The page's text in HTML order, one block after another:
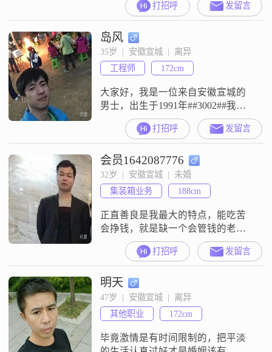
打招呼 发留言
岛风
35岁  |  安徽宣城  |  离异
工程师
172cm
大家好，我是一位来自安徽宣城的
男士，出生于1991年##3002##我的
身高大约是172厘米，目前从事一份
稳定的工作，月收入在5001到8000
元之间##3002##我拥有大专学历，
在工作中我一直保持着认真负责的
态度##3002##性格方面，我自认为
是一个稳重可靠的人，做事踏实，
不轻易改变主意##3002##在生活
中，
打招呼 发留言
会员1642087776
32岁  |  安徽宣城  |  未婚
集装箱业务
188cm
正直善良是我最大的特点，能吃苦
会挣钱，就是缺一个会管钱的老
婆，期望找到那个跟我共度余生的
打招呼 发留言
明天
47岁  |  安徽宣城  |  离异
其他职业
172cm
毕竟激情是有时间限制的，把平淡